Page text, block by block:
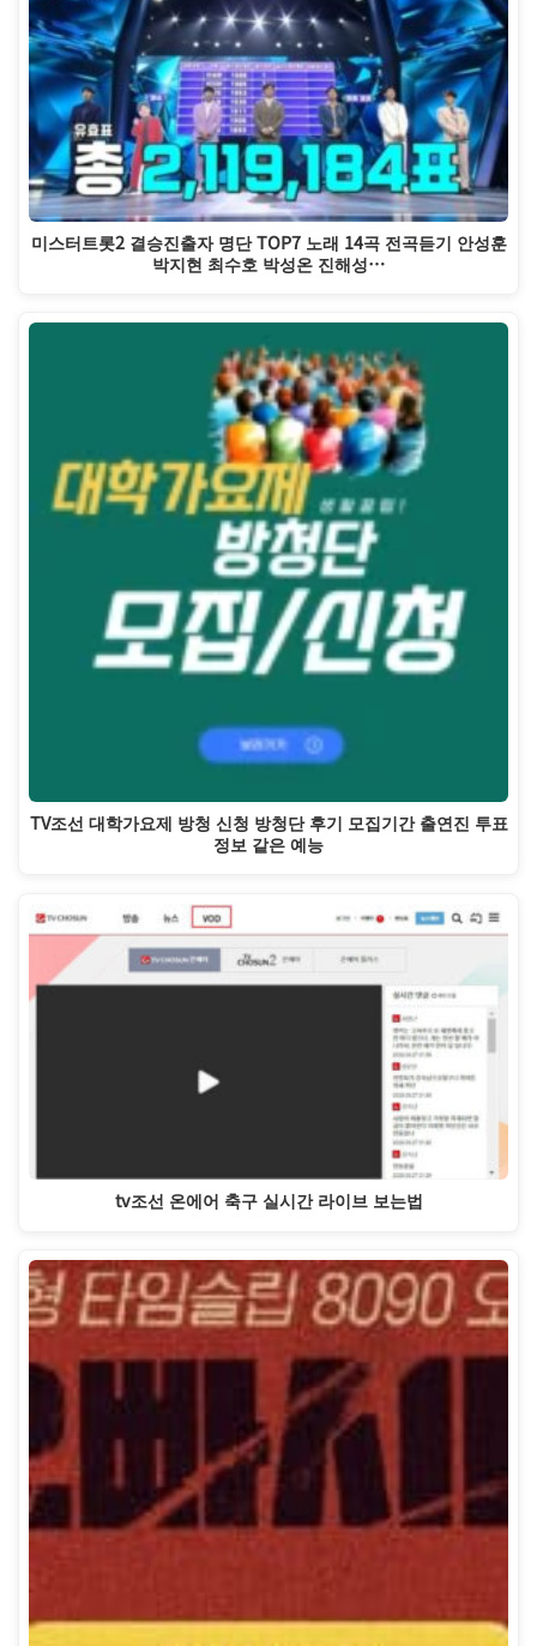
미스터트롯2 결승진출자 명단 TOP7 노래 14곡 전곡듣기 안성훈
박지현 최수호 박성온 진해성…
TV조선 대학가요제 방청 신청 방청단 후기 모집기간 출연진 투표
정보 같은 예능
tv조선 온에어 축구 실시간 라이브 보는법